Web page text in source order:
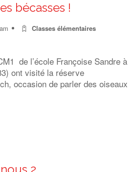
bécasses !
Classes élémentaires
de l’école Françoise Sandre à
ont visité la réserve
occasion de parler des oiseaux